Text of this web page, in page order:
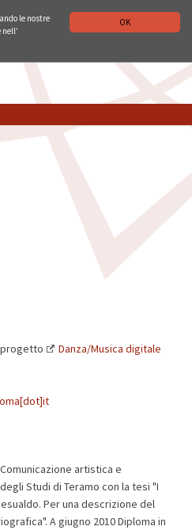
OK
le nostre
progetto Danza/Musica digitale
artistica e
Studi di Teramo con la tesi "I
Per una descrizione del
A giugno 2010 Diploma in